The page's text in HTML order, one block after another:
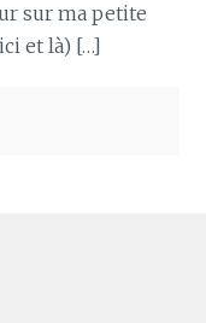
sur ma petite
et là) […]